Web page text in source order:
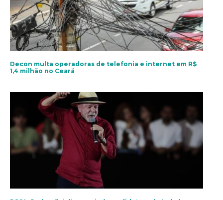
Decon multa operadoras de telefonia e internet em R$
1,4 milhão no Ceará